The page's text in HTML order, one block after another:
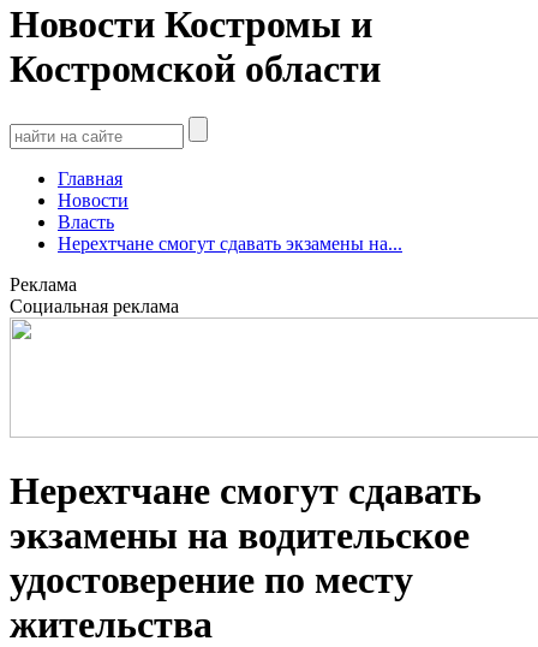
Новости Костромы и
Костромской области
Главная
Новости
Власть
Нерехтчане смогут сдавать экзамены на...
Реклама
Социальная реклама
Нерехтчане смогут сдавать
экзамены на водительское
удостоверение по месту
жительства